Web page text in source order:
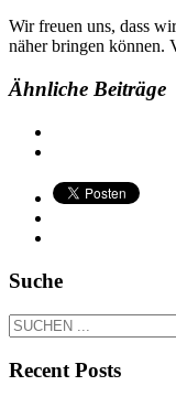
Wir freuen uns, dass
näher bringen können.
Ähnliche Beiträge
Suche
Recent Posts